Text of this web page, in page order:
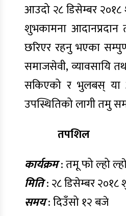
आउदो २८ डिसेम्बर
शुभकामना आदानप्रदान
छरिएर रहनु भएका
समाजसेवी, व्यावसायि
सकिएको र भुलबस् या
उपस्थितिको लागी तमु
तपशिल
कार्यक्रम: तमू फो ल्हो
मिति: २८ डिसेम्बर २०१८
समय: दिउँसो १२ बजे